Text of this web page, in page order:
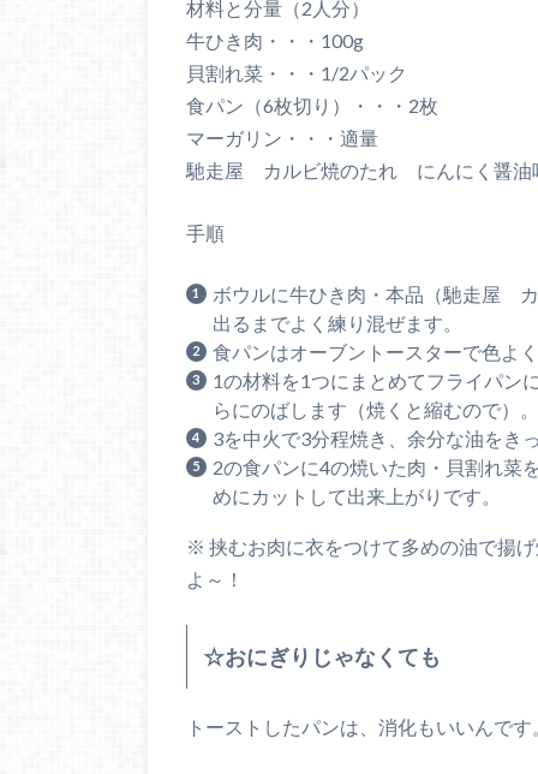
材料と分量（2人分）
牛ひき肉・・・100g
貝割れ菜・・・1/2パック
食パン（6枚切り）・・・2枚
マーガリン・・・適量
馳走屋 カルビ焼のたれ にんにく醤油
手順
ボウルに牛ひき肉・本品（馳走屋
出るまでよく練り混ぜます。
食パンはオーブントースターで色よ
1の材料を1つにまとめてフライパン
らにのばします（焼くと縮むので）
3を中火で3分程焼き、余分な油をき
2の食パンに4の焼いた肉・貝割れ菜
めにカットして出来上がりです。
※ 挟むお肉に衣をつけて多めの油で揚
よ～！
☆おにぎりじゃなくても
トーストしたパンは、消化もいいんで